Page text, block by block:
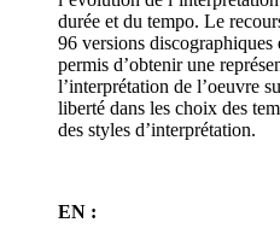
durée et du tempo. Le
96 versions discographiques
permis d’obtenir une
l’interprétation de l’oeuvre
liberté dans les choix des
des styles d’interprétation.
EN :